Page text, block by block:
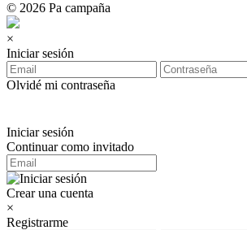
© 2026 Pa campaña
×
Iniciar sesión
Olvidé mi contraseña
Iniciar sesión
Continuar como invitado
Crear una cuenta
×
Registrarme